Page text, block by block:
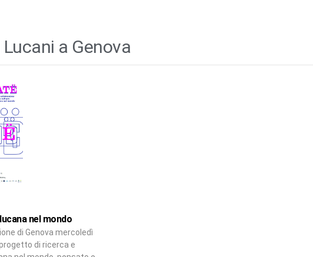
a Genova
nel mondo
di Genova mercoledì
di ricerca e